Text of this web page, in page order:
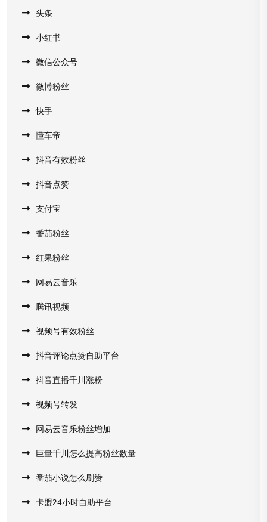
头条
小红书
微信公众号
微博粉丝
快手
懂车帝
抖音有效粉丝
抖音点赞
支付宝
番茄粉丝
红果粉丝
网易云音乐
腾讯视频
视频号有效粉丝
抖音评论点赞自助平台
抖音直播千川涨粉
视频号转发
网易云音乐粉丝增加
巨量千川怎么提高粉丝数量
番茄小说怎么刷赞
卡盟24小时自助平台